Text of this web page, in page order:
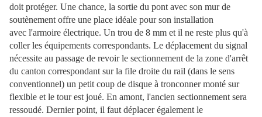
doit protéger. Une chance, la sortie du pont avec son mur de
soutènement offre une place idéale pour son installation
avec l'armoire électrique. Un trou de 8 mm et il ne reste plus qu'à
coller les équipements correspondants. Le déplacement du signal
nécessite au passage de revoir le sectionnement de la zone d'arrêt
du canton correspondant sur la file droite du rail (dans le sens
conventionnel) un petit coup de disque à tronconner monté sur
flexible et le tour est joué. En amont, l'ancien sectionnement sera
ressoudé. Dernier point, il faut déplacer également le